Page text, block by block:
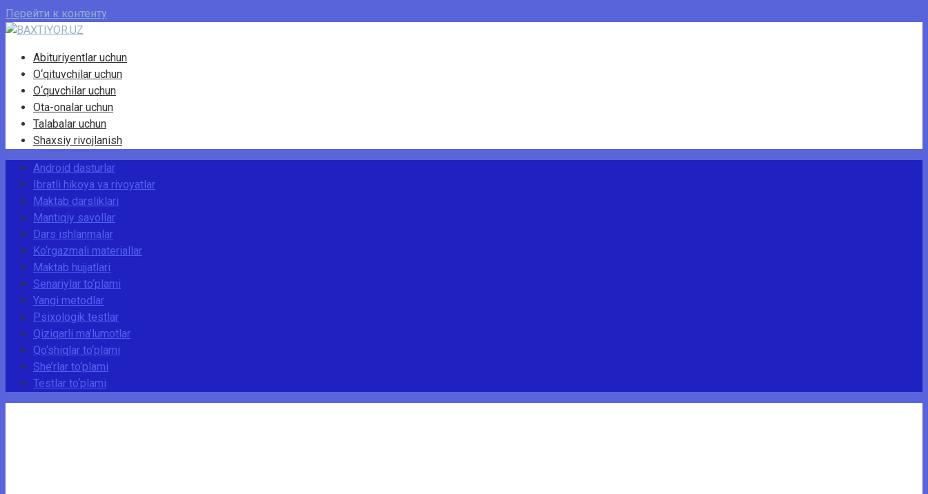
Перейти к контенту
Abituriyentlar uchun
O‘qituvchilar uchun
O‘quvchilar uchun
Ota-onalar uchun
Talabalar uchun
Shaxsiy rivojlanish
Android dasturlar
Ibratli hikoya va rivoyatlar
Maktab darsliklari
Mantiqiy savollar
Dars ishlanmalar
Ko‘rgazmali materiallar
Maktab hujjatlari
Senariylar to‘plami
Yangi metodlar
Psixologik testlar
Qiziqarli ma’lumotlar
Qo‘shiqlar to‘plami
She’rlar to‘plami
Testlar to‘plami